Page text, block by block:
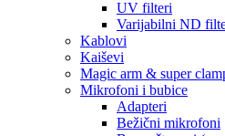
UV filteri
Varijabilni ND
Kablovi
Kaiševi
Magic arm & super
Mikrofoni i bubice
Adapteri
Bežični mikrofoni